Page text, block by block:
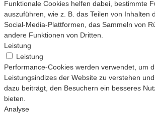
Funktionale Cookies helfen dabei, bestimmte
auszuführen, wie z. B. das Teilen von Inhalten
Social-Media-Plattformen, das Sammeln von
andere Funktionen von Dritten.
Leistung
Leistung
Performance-Cookies werden verwendet, um
Leistungsindizes der Website zu verstehen
dazu beiträgt, den Besuchern ein besseres
bieten.
Analyse